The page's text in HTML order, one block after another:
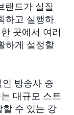
랜드가 실질
하고 실행하
곳에서 여러
하게 설정할
방송사 중
대규모 스트
할 수 있는 강